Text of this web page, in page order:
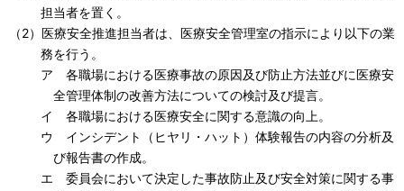
担当者を置く。
（2）医療安全推進担当者は、医療安全管理室の指示により以下の業
務を行う。
ア 各職場における医療事故の原因及び防止方法並びに医療安
全管理体制の改善方法についての検討及び提言。
イ 各職場における医療安全に関する意識の向上。
ウ インシデント（ヒヤリ・ハット）体験報告の内容の分析及
び報告書の作成。
エ 委員会において決定した事故防止及び安全対策に関する事